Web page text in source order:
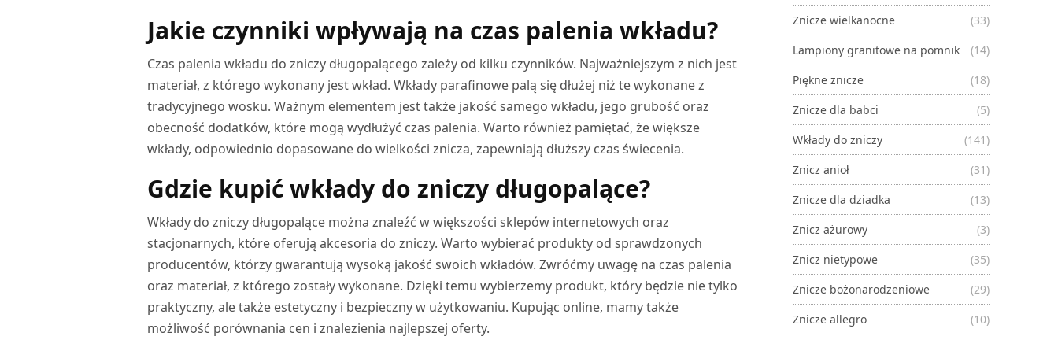
Jakie czynniki wpływają na czas palenia wkładu?
Czas palenia wkładu do zniczy długopalącego zależy od kilku czynników. Najważniejszym z nich jest
materiał, z którego wykonany jest wkład. Wkłady parafinowe palą się dłużej niż te wykonane z
tradycyjnego wosku. Ważnym elementem jest także jakość samego wkładu, jego grubość oraz
obecność dodatków, które mogą wydłużyć czas palenia. Warto również pamiętać, że większe
wkłady, odpowiednio dopasowane do wielkości znicza, zapewniają dłuższy czas świecenia.
Gdzie kupić wkłady do zniczy długopalące?
Wkłady do zniczy długopalące można znaleźć w większości sklepów internetowych oraz
stacjonarnych, które oferują akcesoria do zniczy. Warto wybierać produkty od sprawdzonych
producentów, którzy gwarantują wysoką jakość swoich wkładów. Zwróćmy uwagę na czas palenia
oraz materiał, z którego zostały wykonane. Dzięki temu wybierzemy produkt, który będzie nie tylko
praktyczny, ale także estetyczny i bezpieczny w użytkowaniu. Kupując online, mamy także
możliwość porównania cen i znalezienia najlepszej oferty.
Znicze wielkanocne
(33)
Lampiony granitowe na pomnik
(14)
Piękne znicze
(18)
Znicze dla babci
(5)
Wkłady do zniczy
(141)
Znicz anioł
(31)
Znicze dla dziadka
(13)
Znicz ażurowy
(3)
Znicz nietypowe
(35)
Znicze bożonarodzeniowe
(29)
Znicze allegro
(10)